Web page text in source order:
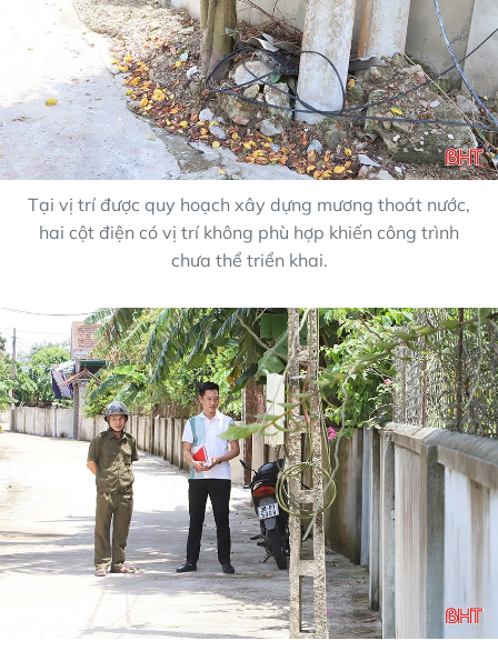
Tại vị trí được quy hoạch xây dựng mương thoát nước,
hai cột điện có vị trí không phù hợp khiến công trình
chưa thể triển khai.